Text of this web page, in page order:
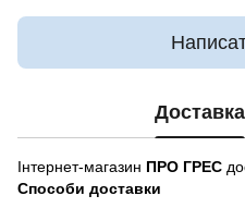
Доставка
Інтернет-магазин ПРО ГРЕС
Способи доставки